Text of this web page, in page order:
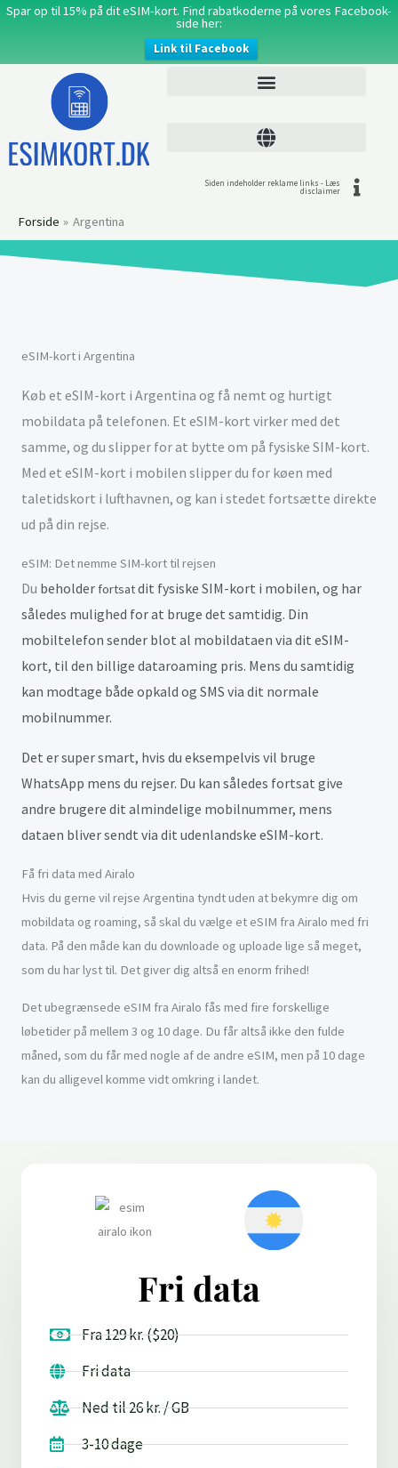
Spar op til 15% på dit eSIM-kort. Find rabatkoderne på vores Facebook-
side her:
Link til Facebook
Gå
Siden indeholder reklame links - Læs
disclaimer
Forside Argentina
eSIM-kort i Argentina
Køb et eSIM-kort i Argentina og få nemt og hurtigt
mobildata på telefonen. Et eSIM-kort virker med det
samme, og du slipper for at bytte om på fysiske SIM-kort.
Med et eSIM-kort i mobilen slipper du for køen med
taletidskort i lufthavnen, og kan i stedet fortsætte direkte
ud på din rejse.
eSIM: Det nemme SIM-kort til rejsen
Du beholderfortsatdit fysiske SIM-kort i mobilen, og har
således mulighed for at bruge det samtidig. Din
mobiltelefon sender blot al mobildataen via dit eSIM-
kort, til den billige dataroaming pris. Mens du samtidig
kan modtage både opkald og SMS via dit normale
mobilnummer.
Det er super smart, hvis du eksempelvis vil bruge
WhatsApp mens du rejser. Du kan således fortsat give
andre brugere dit almindelige mobilnummer, mens
dataen bliver sendt via dit udenlandske eSIM-kort.
Få fri data med Airalo
Hvis du gerne vil rejse Argentina tyndt uden at bekymre dig om
mobildata og roaming, så skal du vælge et eSIM fra Airalo med fri
data. På den måde kan du downloade og uploade lige så meget,
som du har lyst til. Det giver dig altså en enorm frihed!
Det ubegrænsede eSIM fra Airalo fås med fire forskellige
løbetider på mellem 3 og 10 dage. Du får altså ikke den fulde
måned, som du får med nogle af de andre eSIM, men på 10 dage
kan du alligevel komme vidt omkring i landet.
Fri data
Fra 129 kr. ($20)
Fri data
Ned til 26 kr. / GB
3-10 dage